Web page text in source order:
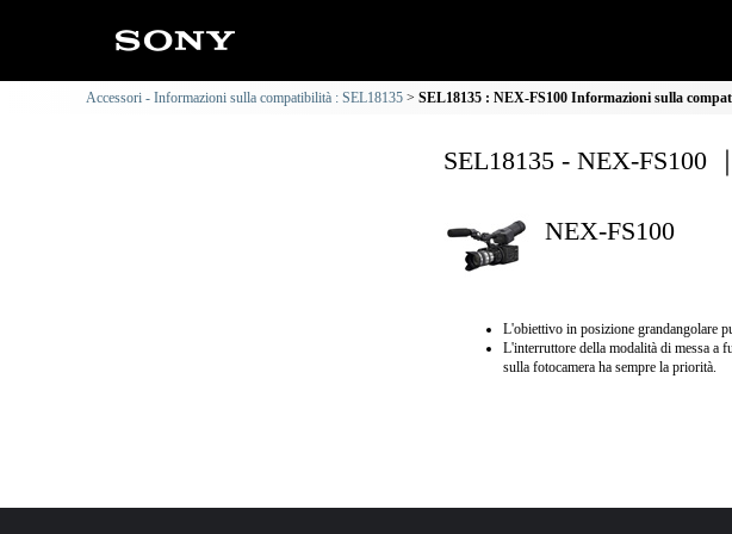
Accessori - Informazioni sulla compatibilità : SEL18135 SEL18135 : NEX-FS100 Informazioni sulla
SEL18135 - NEX-FS100
NEX-FS100
L'obiettivo in posizione grandangolare
L'interruttore della modalità di messa a
sulla fotocamera ha sempre la priorità.